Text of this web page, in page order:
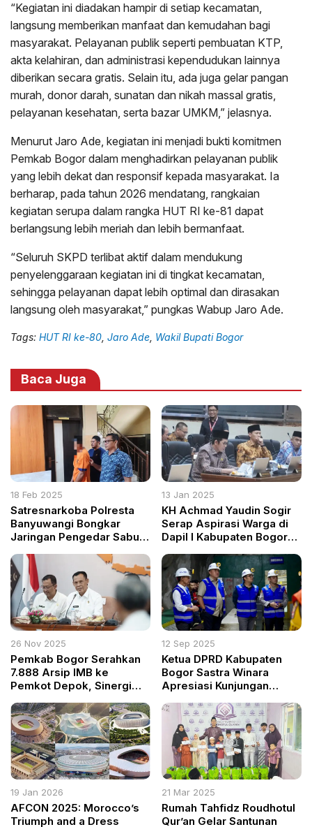
“Kegiatan ini diadakan hampir di setiap kecamatan,
langsung memberikan manfaat dan kemudahan bagi
masyarakat. Pelayanan publik seperti pembuatan KTP,
akta kelahiran, dan administrasi kependudukan lainnya
diberikan secara gratis. Selain itu, ada juga gelar pangan
murah, donor darah, sunatan dan nikah massal gratis,
pelayanan kesehatan, serta bazar UMKM,” jelasnya.
Menurut Jaro Ade, kegiatan ini menjadi bukti komitmen
Pemkab Bogor dalam menghadirkan pelayanan publik
yang lebih dekat dan responsif kepada masyarakat. Ia
berharap, pada tahun 2026 mendatang, rangkaian
kegiatan serupa dalam rangka HUT RI ke-81 dapat
berlangsung lebih meriah dan lebih bermanfaat.
“Seluruh SKPD terlibat aktif dalam mendukung
penyelenggaraan kegiatan ini di tingkat kecamatan,
sehingga pelayanan dapat lebih optimal dan dirasakan
langsung oleh masyarakat,” pungkas Wabup Jaro Ade.
Tags: HUT RI ke-80, Jaro Ade, Wakil Bupati Bogor
Baca Juga
18 Feb 2025
Satresnarkoba Polresta
Banyuwangi Bongkar
Jaringan Pengedar Sabu,
13 Jan 2025
KH Achmad Yaudin Sogir
Serap Aspirasi Warga di
Dapil I Kabupaten Bogor
DPRD
26 Nov 2025
Pemkab Bogor Serahkan
7.888 Arsip IMB ke
Pemkot Depok, Sinergi
12 Sep 2025
Ketua DPRD Kabupaten
Bogor Sastra Winara
Apresiasi Kunjungan
Emas PT Antam di
Nanggung
19 Jan 2026
AFCON 2025: Morocco’s
Triumph and a Dress
21 Mar 2025
Rumah Tahfidz Roudhotul
Qur’an Gelar Santunan